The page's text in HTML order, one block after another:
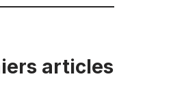
articles